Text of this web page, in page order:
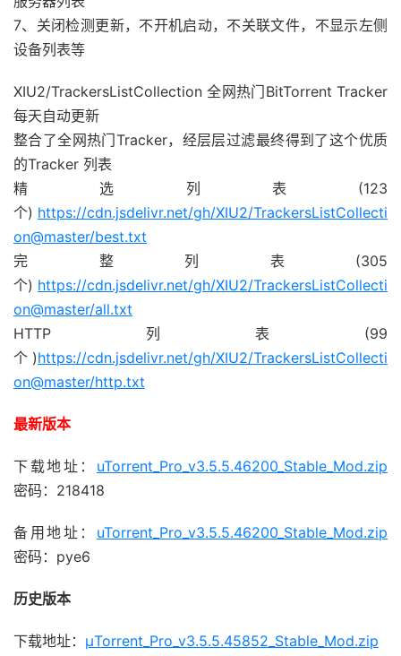
7、关闭检测更新，不开机启动，不关联文件，不显示左侧
设备列表等
XIU2/TrackersListCollection 全网热门BitTorrent Tracker
每天自动更新
整合了全网热门Tracker，经层层过滤最终得到了这个优质
的Tracker 列表
精选列表(123
个) https://cdn.jsdelivr.net/gh/XIU2/TrackersListCollecti
on@master/best.txt
完整列表(305
个) https://cdn.jsdelivr.net/gh/XIU2/TrackersListCollecti
on@master/all.txt
HTTP列表(99
个)https://cdn.jsdelivr.net/gh/XIU2/TrackersListCollecti
on@master/http.txt
最新版本
下载地址： uTorrent_Pro_v3.5.5.46200_Stable_Mod.zip
密码：218418
备用地址： uTorrent_Pro_v3.5.5.46200_Stable_Mod.zip
密码：pye6
历史版本
下载地址： µTorrent_Pro_v3.5.5.45852_Stable_Mod.zip